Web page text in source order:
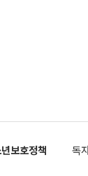
핵화를 공식적
다. 1994년 북·
보호정책 독